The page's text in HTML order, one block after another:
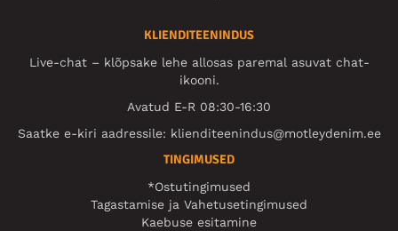
KLIENDITEENINDUS
Live-chat – klõpsake lehe allosas paremal asuvat chat-
ikooni.
Avatud E-R 08:30-16:30
Saatke e-kiri aadressile: klienditeenindus@motleydenim.ee
TINGIMUSED
*Ostutingimused
Tagastamise ja Vahetusetingimused
Kaebuse esitamine